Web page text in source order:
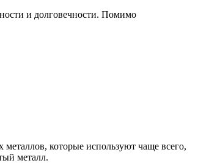
и долговечности. Помимо
которые используют чаще всего,
металл.